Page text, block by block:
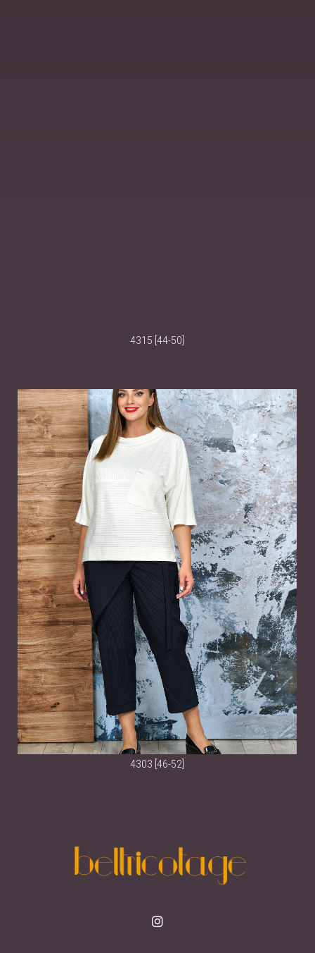
4315 [44-50]
4303 [46-52]